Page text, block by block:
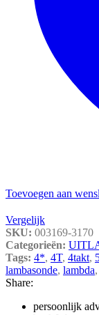
Toevoegen aan
Vergelijk
SKU: 003169-3170
Categorieën:
Tags: 4*, 4T, 4takt,
lambasonde, lambda,
Share:
persoonlijk